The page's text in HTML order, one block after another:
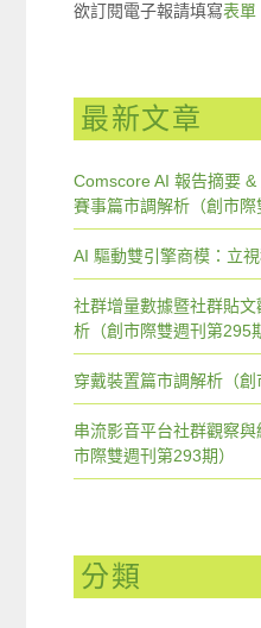
欲訂閱電子報請填寫表單
最新文章
Comscore AI 報告摘要
賽事篇市調解析（創市際
AI 驅動雙引擎商模：立
社群增量數據暨社群貼
析（創市際雙週刊第295
穿戴裝置篇市調解析（創
串流影音平台社群觀察
市際雙週刊第293期）
分類